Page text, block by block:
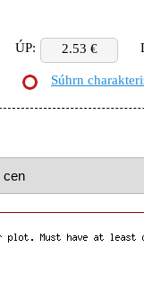
ÚP: 2.53 €
Súhrn